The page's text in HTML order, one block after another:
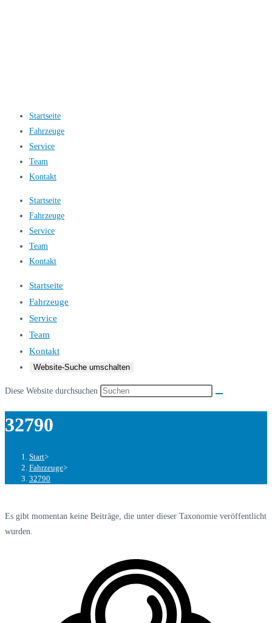
Startseite
Fahrzeuge
Service
Team
Kontakt
Startseite
Fahrzeuge
Service
Team
Kontakt
Startseite
Fahrzeuge
Service
Team
Kontakt
Website-Suche umschalten
Diese Website durchsuchen
32790
Start>
Fahrzeuge>
32790
Es gibt momentan keine Beiträge, die unter dieser Taxonomie veröffentlicht
wurden.